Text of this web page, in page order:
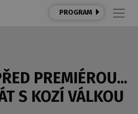
PROGRAM
PREMIÉROU...
S KOZÍ VÁLKOU